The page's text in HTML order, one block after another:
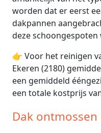
worden dat er eerst
dakpannen
deze schoongespoten
👉 Voor het reinigen
Ekeren (2180)
een gemiddeld
een totale kostprijs
Dak ontmossen